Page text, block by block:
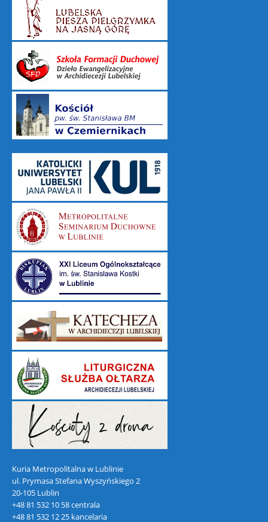
Kuria Metropolitalna w Lublinie
ul. Prymasa Stefana Wyszyńskiego 2
20-105 Lublin
+48 81 532 10 58 centrala
+48 81 532 12 25 kancelaria